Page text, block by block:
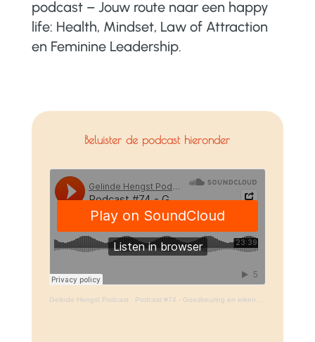
podcast – Jouw route naar een happy
life: Health, Mindset, Law of Attraction
en Feminine Leadership.
Beluister de podcast hieronder
Gelinde Hengst Podcast · Podcast #74 - Goedkeuring en erkenning – Werkt het?